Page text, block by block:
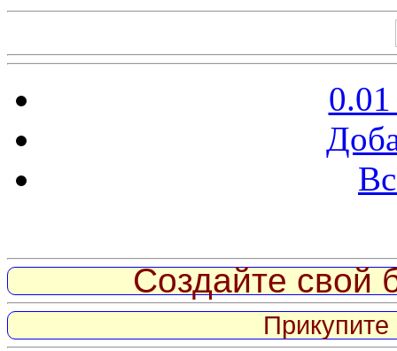
Создайте свой